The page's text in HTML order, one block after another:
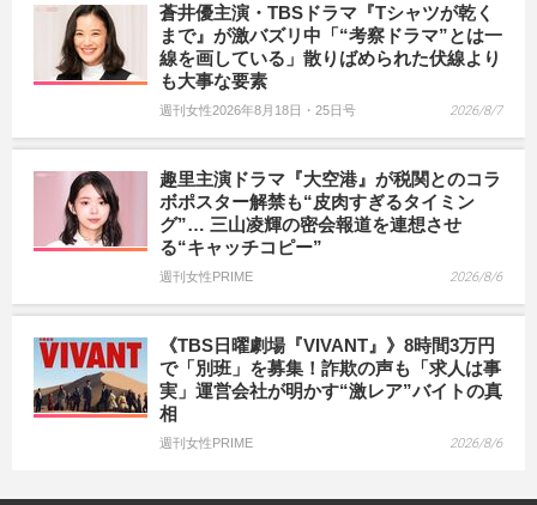
蒼井優主演・TBSドラマ『Tシャツが乾く
まで』が激バズリ中「“考察ドラマ”とは一
線を画している」散りばめられた伏線より
も大事な要素
週刊女性2026年8月18日・25日号 2026/8/7
趣里主演ドラマ『大空港』が税関とのコラ
ボポスター解禁も“皮肉すぎるタイミン
グ”… 三山凌輝の密会報道を連想させ
る“キャッチコピー”
週刊女性PRIME 2026/8/6
《TBS日曜劇場『VIVANT』》8時間3万円
で「別班」を募集！詐欺の声も「求人は事
実」運営会社が明かす“激レア”バイトの真
相
週刊女性PRIME 2026/8/6